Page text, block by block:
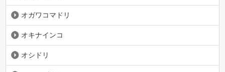
オガワコマドリ
オキナインコ
オシドリ